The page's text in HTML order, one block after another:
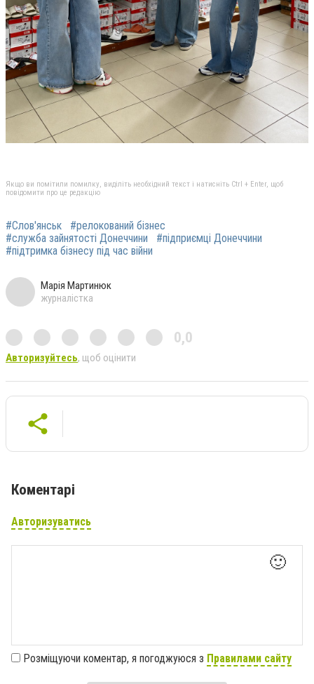
Якщо ви помітили помилку, виділіть необхідний текст і натисніть Ctrl + Enter, щоб
повідомити про це редакцію
#Слов'янськ
#релокований бізнес
#служба зайнятості Донеччини
#підприємці Донеччини
#підтримка бізнесу під час війни
Марія Мартинюк
журналістка
0,0
Авторизуйтесь, щоб оцінити
Коментарі
Авторизуватись
🙂
Розміщуючи коментар, я погоджуюся з Правилами сайту